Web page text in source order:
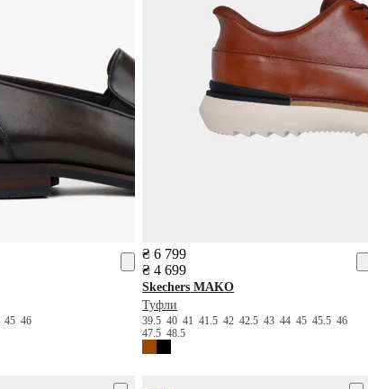
45 46
₴ 6 799
₴ 4 699
Skechers MAKO
Туфли
39.5404141.54242.543444545.546
47.548.5